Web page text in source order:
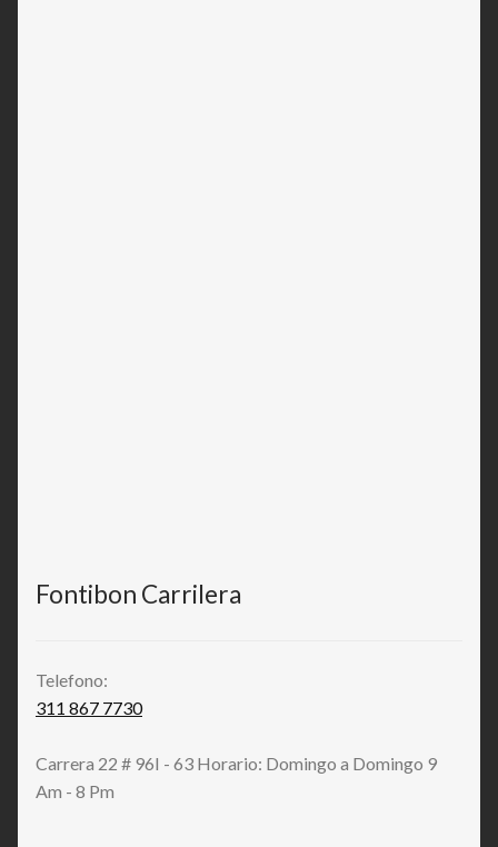
Fontibon Carrilera
Telefono:
311 867 7730
Carrera 22 # 96I - 63 Horario: Domingo a Domingo 9
Am - 8 Pm